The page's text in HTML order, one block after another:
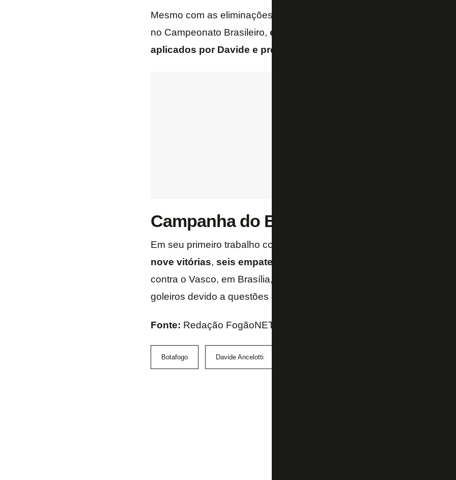
Mesmo com as eliminações na Libertadores e Copa
no Campeonato Brasileiro, o Botafogo tem elogiado a qualidade
aplicados por Davide e prega “continuidade”
Campanha do Botafogo com Davide
Em seu primeiro trabalho como treinador na carreira, Davide
nove vitórias, seis empates
contra o Vasco, em Brasília, quando assinou a súmula como auxiliar
goleiros devido a questões de regularização.
Fonte: Redação FogãoNET e O Globo
Botafogo Davide Ancelotti